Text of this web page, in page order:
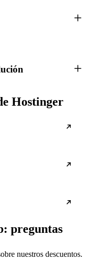
Hostinger
preguntas
nuestros descuentos.